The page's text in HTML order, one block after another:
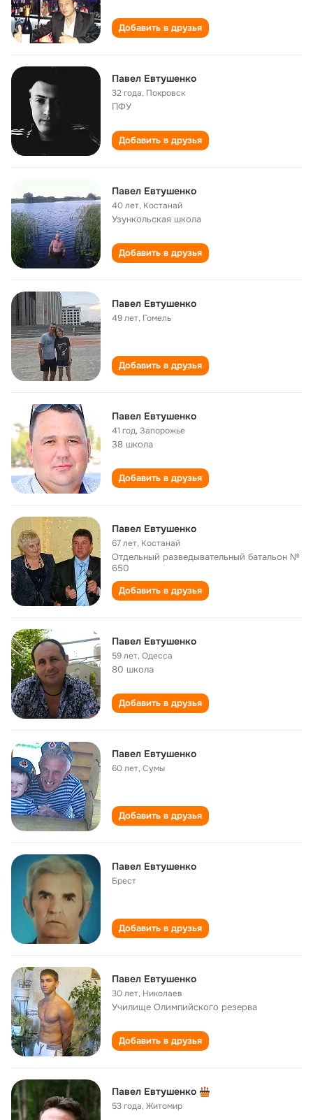
Добавить в друзья
Павел Евтушенко
32 года, Покровск
ПФУ
Добавить в друзья
Павел Евтушенко
40 лет, Костанай
Узункольская школа
Добавить в друзья
Павел Евтушенко
49 лет, Гомель
Добавить в друзья
Павел Евтушенко
41 год,Запорожье
38 школа
Добавить в друзья
Павел Евтушенко
67 лет, Костанай
Отдельный разведывательный батальон №
650
Добавить в друзья
Павел Евтушенко
59 лет,Одесса
80 школа
Добавить в друзья
Павел Евтушенко
60 лет,Сумы
Добавить в друзья
Павел Евтушенко
Брест
Добавить в друзья
Павел Евтушенко
30 лет, Николаев
Училище Олимпийского резерва
Добавить в друзья
Павел Евтушенко
53 года,Житомир